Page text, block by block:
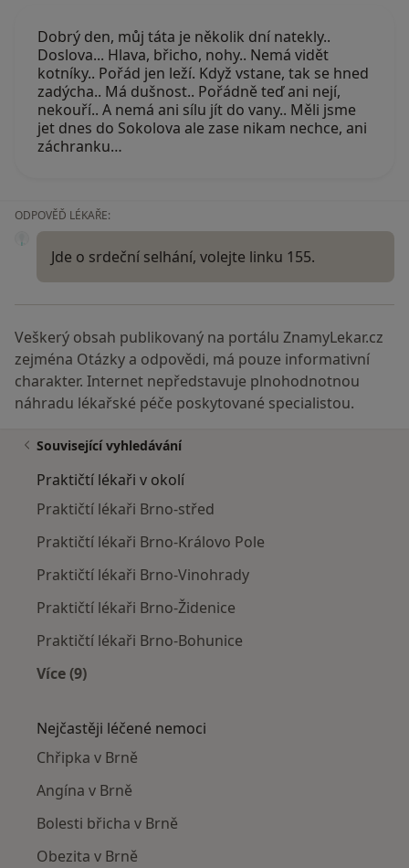
Dobrý den, můj táta je několik dní natekly..
Doslova... Hlava, břicho, nohy.. Nemá vidět
kotníky.. Pořád jen leží. Když vstane, tak se hned
zadýcha.. Má dušnost.. Pořádně teď ani nejí,
nekouří.. A nemá ani sílu jít do vany.. Měli jsme
jet dnes do Sokolova ale zase nikam nechce, ani
záchranku…
ODPOVĚĎ LÉKAŘE:
Jde o srdeční selhání, volejte linku 155.
Veškerý obsah publikovaný na portálu ZnamyLekar.cz
zejména Otázky a odpovědi, má pouze informativní
charakter. Internet nepředstavuje plnohodnotnou
náhradu lékařské péče poskytované specialistou.
Související vyhledávání
Praktičtí lékaři v okolí
Praktičtí lékaři Brno-střed
Praktičtí lékaři Brno-Královo Pole
Praktičtí lékaři Brno-Vinohrady
Praktičtí lékaři Brno-Židenice
Praktičtí lékaři Brno-Bohunice
Více (9)
Nejčastěji léčené nemoci
Chřipka v Brně
Angína v Brně
Bolesti břicha v Brně
Obezita v Brně